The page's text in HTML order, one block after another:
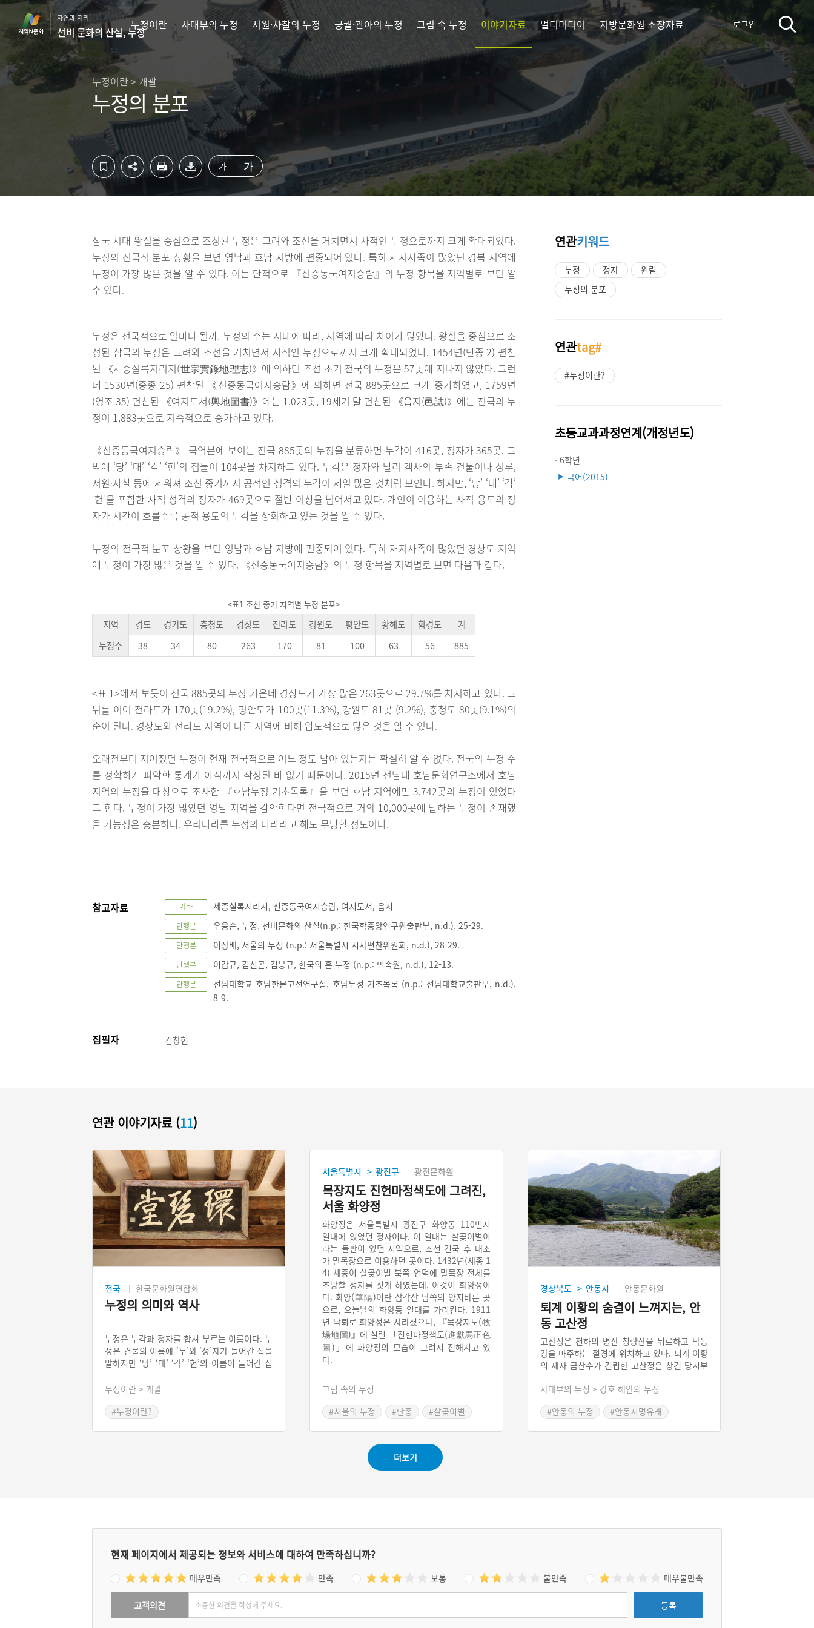
컨
영
역
바
하
역
바
로
자연과 지리
선비 문화의 산실, 누정
누정이란 사대부의 누정 서원·사찰의 누정 궁궐·관아의 누정 그림 속 누정 이야기자료 멀티미디어 지방문화원 소장자료 로그인
누정이란 > 개괄
누정의 분포
가 가
삼국 시대 왕실을 중심으로 조성된 누정은 고려와 조선을 거치면서 사적인 누정으로까지 크게 확대되었다.
누정의 전국적 분포 상황을 보면 영남과 호남 지방에 편중되어 있다. 특히 재지사족이 많았던 경북 지역에
누정이 가장 많은 것을 알 수 있다. 이는 단적으로 『신증동국여지승람』의 누정 항목을 지역별로 보면 알
수 있다.
누정은 전국적으로 얼마나 될까. 누정의 수는 시대에 따라, 지역에 따라 차이가 많았다. 왕실을 중심으로 조
성된 삼국의 누정은 고려와 조선을 거치면서 사적인 누정으로까지 크게 확대되었다. 1454년(단종 2) 편찬
된 《세종실록지리지(世宗實錄地理志)》에 의하면 조선 초기 전국의 누정은 57곳에 지나지 않았다. 그런
데 1530년(중종 25) 편찬된 《신증동국여지승람》에 의하면 전국 885곳으로 크게 증가하였고, 1759년
(영조 35) 편찬된 《여지도서(輿地圖書)》에는 1,023곳, 19세기 말 편찬된 《읍지(邑誌)》에는 전국의 누
정이 1,883곳으로 지속적으로 증가하고 있다.
《신증동국여지승람》 국역본에 보이는 전국 885곳의 누정을 분류하면 누각이 416곳, 정자가 365곳, 그
밖에 ‘당’ ‘대’ ‘각’ ‘헌’의 집들이 104곳을 차지하고 있다. 누각은 정자와 달리 객사의 부속 건물이나 성루,
서원·사찰 등에 세워져 조선 중기까지 공적인 성격의 누각이 제일 많은 것처럼 보인다. 하지만, ‘당’ ‘대’ ‘각’
‘헌’을 포함한 사적 성격의 정자가 469곳으로 절반 이상을 넘어서고 있다. 개인이 이용하는 사적 용도의 정
자가 시간이 흐를수록 공적 용도의 누각을 상회하고 있는 것을 알 수 있다.
누정의 전국적 분포 상황을 보면 영남과 호남 지방에 편중되어 있다. 특히 재지사족이 많았던 경상도 지역
에 누정이 가장 많은 것을 알 수 있다. 《신증동국여지승람》의 누정 항목을 지역별로 보면 다음과 같다.
<표1 조선 중기 지역별 누정 분포>
지역 경도 경기도 충청도 경상도 전라도 강원도 평안도 황해도 함경도
계
누정수
38 34 80 263 170 81 100 63 56 885
<표 1>에서 보듯이 전국 885곳의 누정 가운데 경상도가 가장 많은 263곳으로 29.7%를 차지하고 있다. 그
뒤를 이어 전라도가 170곳(19.2%), 평안도가 100곳(11.3%), 강원도 81곳 (9.2%), 충청도 80곳(9.1%)의
순이 된다. 경상도와 전라도 지역이 다른 지역에 비해 압도적으로 많은 것을 알 수 있다.
오래전부터 지어졌던 누정이 현재 전국적으로 어느 정도 남아 있는지는 확실히 알 수 없다. 전국의 누정 수
를 정확하게 파악한 통계가 아직까지 작성된 바 없기 때문이다. 2015년 전남대 호남문화연구소에서 호남
지역의 누정을 대상으로 조사한 『호남누정 기초목록』을 보면 호남 지역에만 3,742곳의 누정이 있었다
고 한다. 누정이 가장 많았던 영남 지역을 감안한다면 전국적으로 거의 10,000곳에 달하는 누정이 존재했
을 가능성은 충분하다. 우리나라를 누정의 나라라고 해도 무방할 정도이다.
참고자료 기타 세종실록지리지, 신증동국여지승람, 여지도서, 읍지
단행본 우응순, 누정, 선비문화의 산실(n.p.: 한국학중앙연구원출판부, n.d.), 25-29.
단행본 이상배, 서울의 누정 (n.p.: 서울특별시 시사편찬위원회, n.d.), 28-29.
단행본 이갑규, 김신곤, 김봉규, 한국의 혼 누정 (n.p.: 민속원, n.d.), 12-13.
단행본
전남대학교 호남한문고전연구실, 호남누정 기초목록 (n.p.: 전남대학교출판부, n.d.),
8-9.
집필자 김창현
연관키워드
누정 정자
원림
누정의 분포
연관tag#
#누정이란?
초등교과과정연계(개정년도)
· 6학년
▶ 국어(2015)
연관 이야기자료 (11)
전국 한국문화원연합회
누정의 의미와 역사
누정은 누각과 정자를 합쳐 부르는 이름이다. 누
정은 건물의 이름에 ‘누’와 ‘정’자가 들어간 집을
말하지만 ‘당’ ‘대’ ‘각’ ‘헌’의 이름이 들어간 집
삼국 시대에 최초의 기록이 나타난다. 삼국 시대
되면 왕실·관아는 물론 문벌귀족이나 사대부의
사대부의 누정이 가장 많은 비중을 차지하게 된
누정이란 > 개괄
#누정이란?
서울특별시 > 광진구 광진문화원
목장지도 진헌마정색도에 그려진,
서울 화양정
화양정은 서울특별시 광진구 화양동 110번지
일대에 있었던 정자이다. 이 일대는 살곶이벌이
라는 들판이 있던 지역으로, 조선 건국 후 태조
가 말목장으로 이용하던 곳이다. 1432년(세종 1
4) 세종이 살곶이벌 북쪽 언덕에 말목장 전체를
조망할 정자를 짓게 하였는데, 이것이 화양정이
다. 화양(華陽)이란 삼각산 남쪽의 양지바른 곳
으로, 오늘날의 화양동 일대를 가리킨다. 1911
년 낙뢰로 화양정은 사라졌으나, 『목장지도(牧
場地圖)』에 실린 「진헌마정색도(進獻馬正色
圖)」에 화양정의 모습이 그려져 전해지고 있
다.
그림 속의 누정
#서울의 누정
#단종
#살곶이벌
경상북도 > 안동시 안동문화원
퇴계 이황의 숨결이 느껴지는, 안
동 고산정
고산정은 천하의 명산 청량산을 뒤로하고 낙동
강을 마주하는 절경에 위치하고 있다. 퇴계 이황
의 제자 금산수가 건립한 고산정은 창건 당시부
롯한 많은 선비들이 자주 왕래하며 남긴 시가 수
백 수에 달한다. 청량산을 유난히 좋아했던 퇴계
이황도 고산정을 자주 왕래하며 여러 편의 시를
사대부의 누정 > 강호 해안의 누정
#안동의 누정
#안동지명유래
더보기
현재 페이지에서 제공되는 정보와 서비스에 대하여 만족하십니까?
매우만족 만족 보통 불만족 매우불만족
고객의견 등록